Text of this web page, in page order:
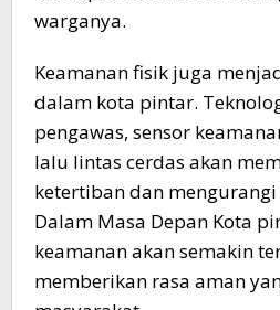
warganya.
Keamanan fisik juga
dalam kota pintar.
pengawas, sensor
lalu lintas cerdas akan
ketertiban dan
Dalam Masa Depan Kota
keamanan akan semakin
memberikan rasa aman